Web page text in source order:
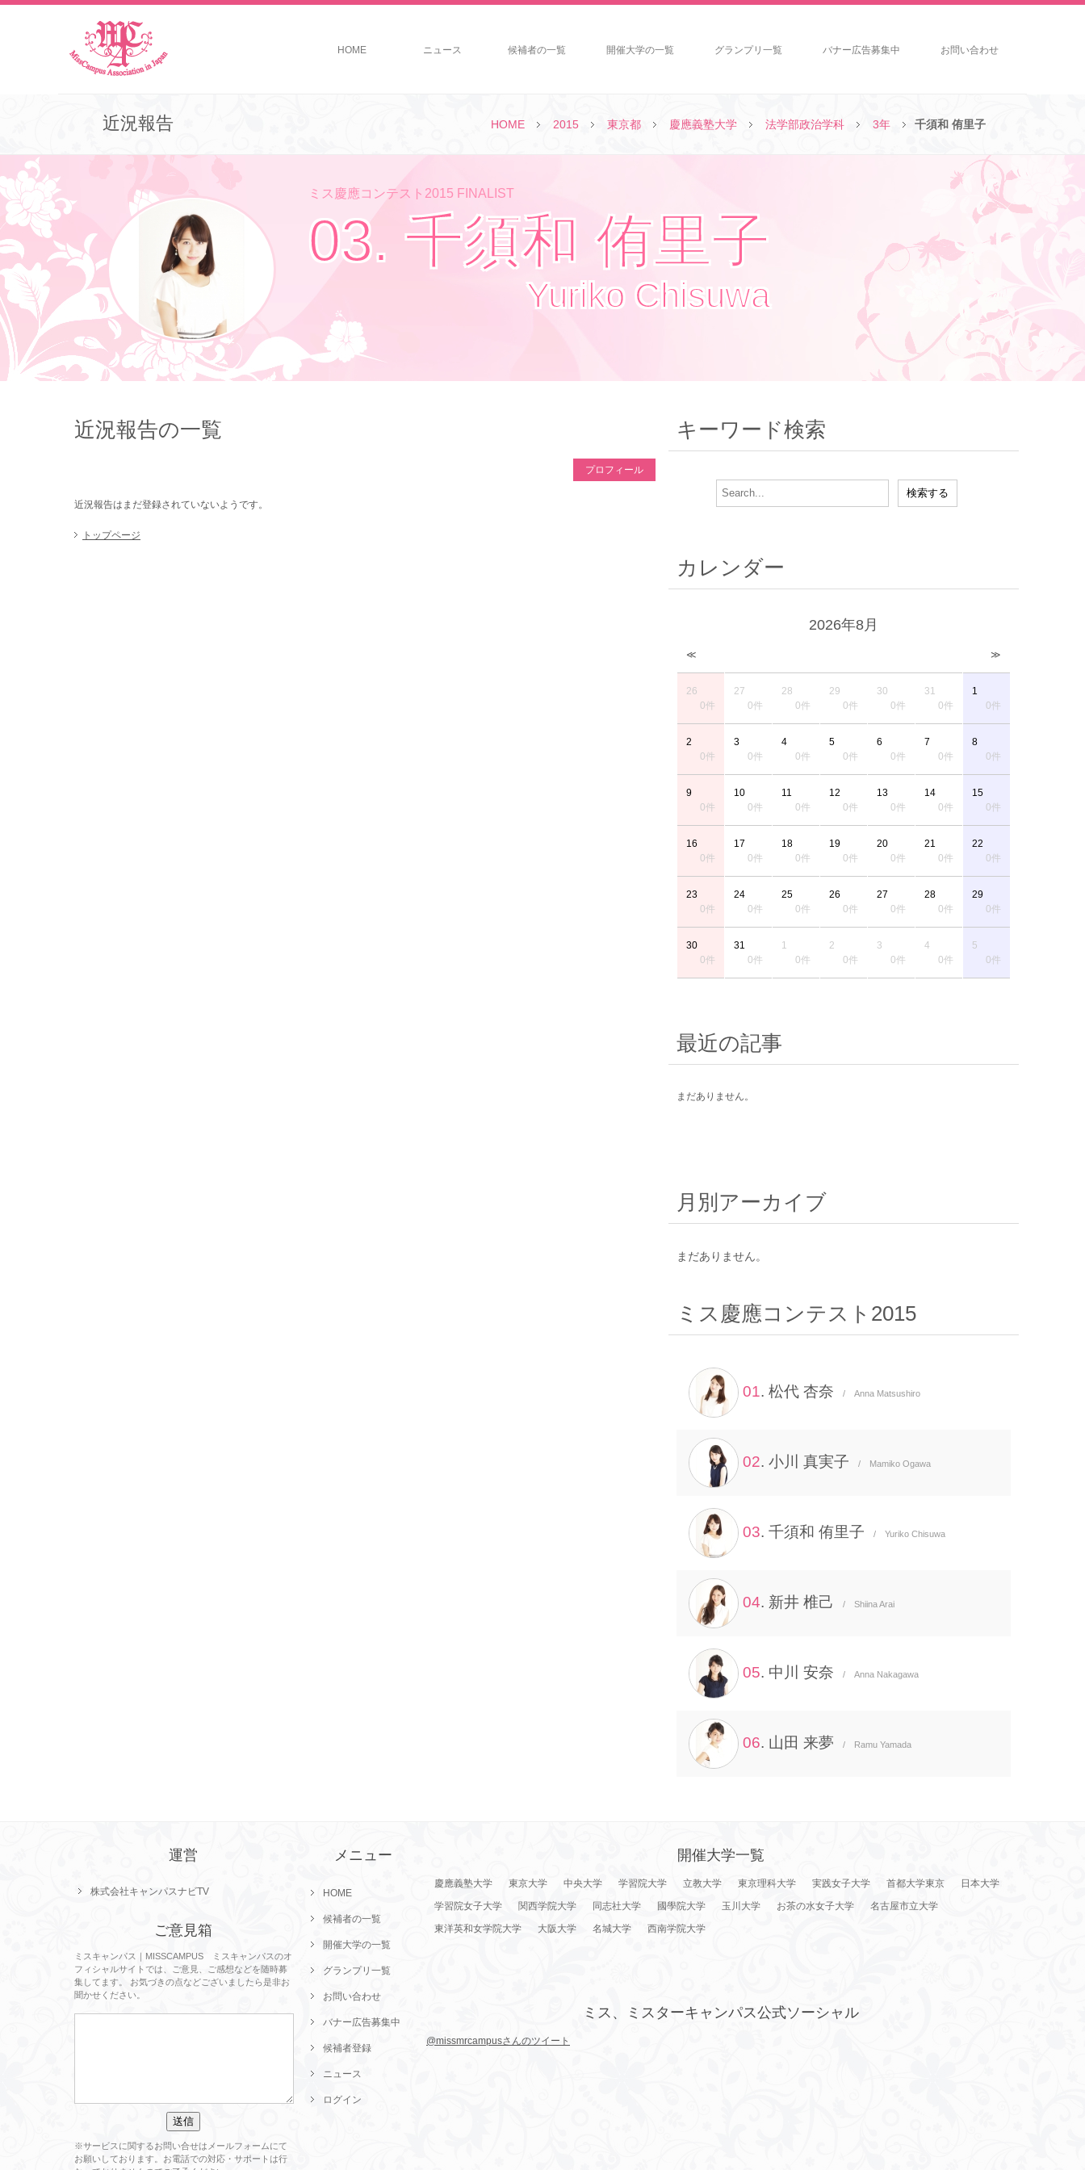
HOME ニュース 候補者の一覧 開催大学の一覧 グランプリ一覧 バナー広告募集中 お問い合わせ
HOME 2015 東京都 慶應義塾大学 法学部政治学科 3年 千須和 侑里子
近況報告
ミス慶應コンテスト2015 FINALIST
03. 千須和 侑里子
Yuriko Chisuwa
近況報告の一覧
プロフィール
近況報告はまだ登録されていないようです。
トップページ
キーワード検索
カレンダー
2026年8月
≪ ≫
26
0件
27
0件
28
0件
29
0件
30
0件
31
0件
1
0件
2
0件
3
0件
4
0件
5
0件
6
0件
7
0件
8
0件
9
0件
10
0件
11
0件
12
0件
13
0件
14
0件
15
0件
16
0件
17
0件
18
0件
19
0件
20
0件
21
0件
22
0件
23
0件
24
0件
25
0件
26
0件
27
0件
28
0件
29
0件
30
0件
31
0件
1
0件
2
0件
3
0件
4
0件
5
0件
最近の記事
まだありません。
月別アーカイブ
まだありません。
ミス慶應コンテスト2015
01. 松代 杏奈 / Anna Matsushiro
02. 小川 真実子 / Mamiko Ogawa
03. 千須和 侑里子 / Yuriko Chisuwa
04. 新井 椎己 / Shiina Arai
05. 中川 安奈 / Anna Nakagawa
06. 山田 来夢 / Ramu Yamada
運営
株式会社キャンパスナビTV
ご意見箱
ミスキャンパス｜MISSCAMPUS ミスキャンパスのオ
フィシャルサイトでは、ご意見、ご感想などを随時募
集してます。 お気づきの点などございましたら是非お
聞かせください。
※サービスに関するお問い合せはメールフォームにて
お願いしております。お電話での対応・サポートは行
メニュー
HOME
候補者の一覧
開催大学の一覧
グランプリ一覧
お問い合わせ
バナー広告募集中
候補者登録
ニュース
ログイン
開催大学一覧
慶應義塾大学 東京大学 中央大学 学習院大学 立教大学 東京理科大学 実践女子大学 首都大学東京
日本大学
学習院女子大学
関西学院大学 同志社大学 國學院大学 玉川大学 お茶の水女子大学
名古屋市立大学
東洋英和女学院大学
大阪大学 名城大学 西南学院大学
ミス、ミスターキャンパス公式ソーシャル
@missmrcampusさんのツイート